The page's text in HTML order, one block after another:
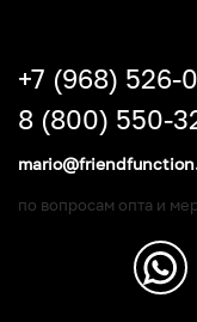
+7 (968) 526-
8 (800) 550-
по вопросам опта и